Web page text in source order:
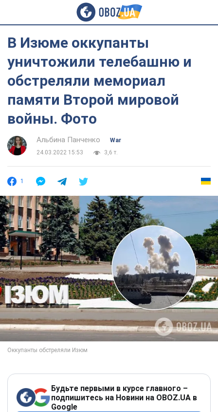
В Изюме оккупанты
уничтожили телебашню и
обстреляли мемориал
памяти Второй мировой
войны. Фото
Альбина Панченко
War
24.03.2022 15:53
3,6 т.
1
Будьте первыми в курсе главного –
подпишитесь на Новини на OBOZ.UA в
Google